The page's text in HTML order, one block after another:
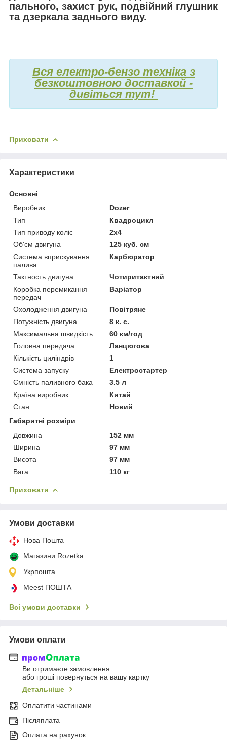
пального, захист рук, подвійний глушник
та дзеркала заднього виду.
Вся електро-бензо техніка з
безкоштовною доставкой -
дивіться тут!
Приховати
Характеристики
Основні
Виробник
Dozer
Тип
Квадроцикл
Тип приводу коліс
2х4
Об'єм двигуна
125 куб. см
Система вприскування
палива
Карбюратор
Тактность двигуна
Чотиритактний
Коробка перемикання
передач
Варіатор
Охолодження двигуна
Повітряне
Потужність двигуна
8 к. с.
Максимальна швидкість
60 км/год
Головна передача
Ланцюгова
Кількість циліндрів
1
Система запуску
Електростартер
Ємність паливного бака
3.5 л
Країна виробник
Китай
Стан
Новий
Габаритні розміри
Довжина
152 мм
Ширина
97 мм
Висота
97 мм
Вага
110 кг
Приховати
Умови доставки
Нова Пошта
Магазини Rozetka
Укрпошта
Meest ПОШТА
Всі умови доставки
Умови оплати
Ви отримаєте замовлення
або гроші повернуться на вашу картку
Детальніше
Оплатити частинами
Післяплата
Оплата на рахунок